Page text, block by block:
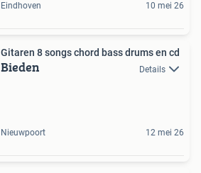
Eindhoven 10 mei 26
Gitaren 8 songs chord bass drums en cd
Bieden Details
Nieuwpoort 12 mei 26